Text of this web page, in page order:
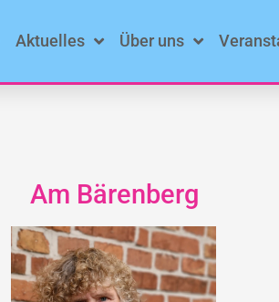
Aktuelles Über uns
Am Bärenberg